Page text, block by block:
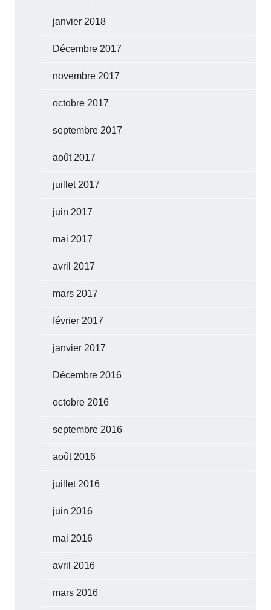
janvier 2018
Décembre 2017
novembre 2017
octobre 2017
septembre 2017
août 2017
juillet 2017
juin 2017
mai 2017
avril 2017
mars 2017
février 2017
janvier 2017
Décembre 2016
octobre 2016
septembre 2016
août 2016
juillet 2016
juin 2016
mai 2016
avril 2016
mars 2016